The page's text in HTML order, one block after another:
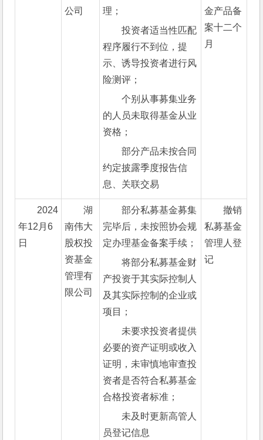
公司
理；
投资者适当性匹配
程序履行不到位，提
示、诱导投资者进行风
险测评；
个别从事募集业务
的人员未取得基金从业
资格；
部分产品未按合同
约定披露季度报告信
息、关联交易
金产品备
案十二个
月
2024
年12月6
日
湖
南伟大
股权投
资基金
管理有
限公司
部分私募基金募集
完毕后，未按照协会规
定办理基金备案手续；
将部分私募基金财
产投资于其实际控制人
及其实际控制的企业或
项目；
未要求投资者提供
必要的资产证明或收入
证明，未审慎地审查投
资者是否符合私募基金
合格投资者标准；
未及时更新高管人
员登记信息
撤销
私募基金
管理人登
记